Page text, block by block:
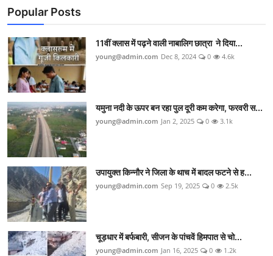
Popular Posts
11वीं क्लास में पढ़ने वाली नाबालिग छात्रा ने दिया...
young@admin.com Dec 8, 2024 0 4.6k
यमुना नदी के ऊपर बन रहा पुल दूरी कम करेगा, फरवरी स...
young@admin.com Jan 2, 2025 0 3.1k
उपायुक्त किन्नौर ने जिला के थाच में बादल फटने से ह...
young@admin.com Sep 19, 2025 0 2.5k
चूड़धार में बर्फबारी, सीजन के पांचवें हिमपात से चो...
young@admin.com Jan 16, 2025 0 1.2k